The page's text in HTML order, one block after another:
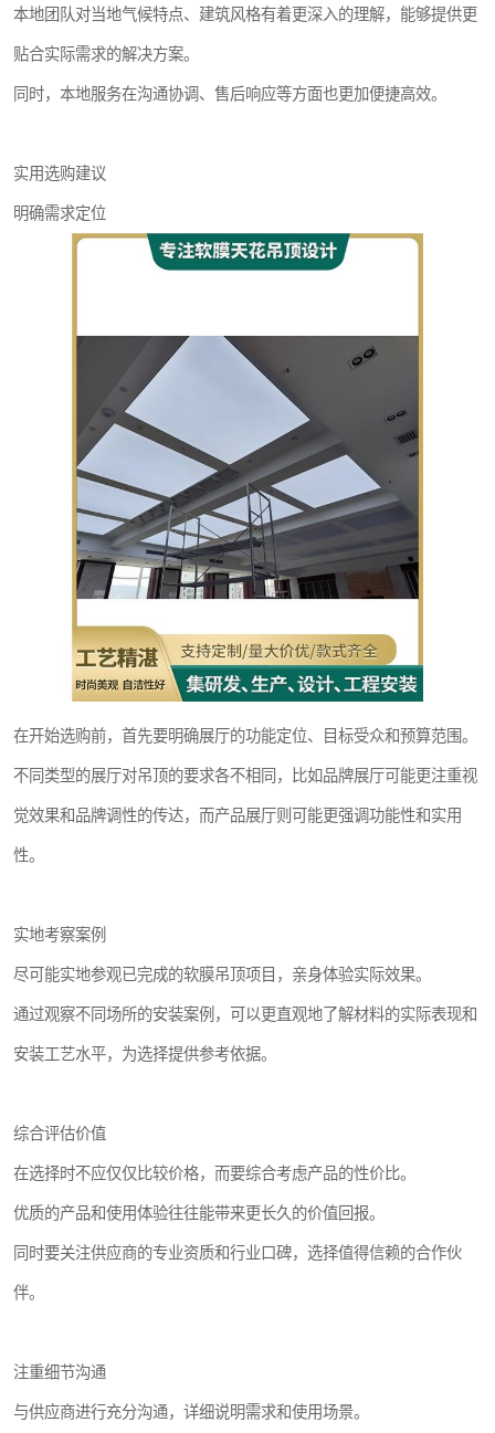
本地团队对当地气候特点、建筑风格有着更深入的理解，能够提供更
贴合实际需求的解决方案。
同时，本地服务在沟通协调、售后响应等方面也更加便捷高效。
实用选购建议
明确需求定位
在开始选购前，首先要明确展厅的功能定位、目标受众和预算范围。
不同类型的展厅对吊顶的要求各不相同，比如品牌展厅可能更注重视
觉效果和品牌调性的传达，而产品展厅则可能更强调功能性和实用
性。
实地考察案例
尽可能实地参观已完成的软膜吊顶项目，亲身体验实际效果。
通过观察不同场所的安装案例，可以更直观地了解材料的实际表现和
安装工艺水平，为选择提供参考依据。
综合评估价值
在选择时不应仅仅比较价格，而要综合考虑产品的性价比。
优质的产品和使用体验往往能带来更长久的价值回报。
同时要关注供应商的专业资质和行业口碑，选择值得信赖的合作伙
伴。
注重细节沟通
与供应商进行充分沟通，详细说明需求和使用场景。